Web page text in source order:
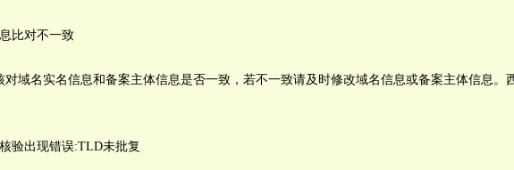
比对不一致
对域名实名信息和备案主体信息是否一致，若不一致请及时修改域名信息或备案主体信息
验出现错误:TLD未批复